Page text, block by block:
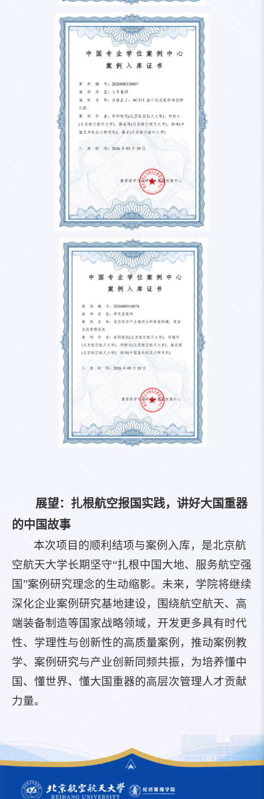
展望：扎根航空报国实践，讲好大国重器
的中国故事
本次项目的顺利结项与案例入库，是北京航
空航天大学长期坚守“扎根中国大地、服务航空强
国”案例研究理念的生动缩影。未来，学院将继续
深化企业案例研究基地建设，围绕航空航天、高
端装备制造等国家战略领域，开发更多具有时代
性、学理性与创新性的高质量案例，推动案例教
学、案例研究与产业创新同频共振，为培养懂中
国、懂世界、懂大国重器的高层次管理人才贡献
力量。